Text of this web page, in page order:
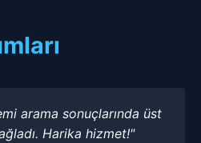
arama sonuçlarında üst
Harika hizmet!"